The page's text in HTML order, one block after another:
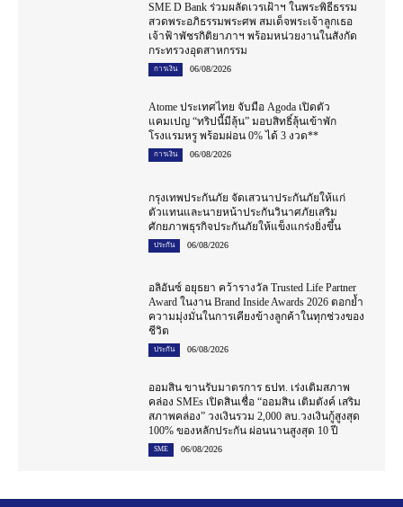
SME D Bank ร่วมผลัดเวรเฝ้าฯ ในพระพิธีธรรม
สวดพระอภิธรรมพระศพ สมเด็จพระเจ้าลูกเธอ
เจ้าฟ้าพัชรกิติยาภาฯ พร้อมหน่วยงานในสังกัด
กระทรวงอุตสาหกรรม
การเงิน 06/08/2026
Atome ประเทศไทย จับมือ Agoda เปิดตัว
แคมเปญ “ทริปนี้มีลุ้น” มอบสิทธิ์ลุ้นเข้าพัก
โรงแรมหรู พร้อมผ่อน 0% ได้ 3 งวด**
การเงิน 06/08/2026
กรุงเทพประกันภัย จัดเสวนาประกันภัยให้แก่
ตัวแทนและนายหน้าประกันวินาศภัยเสริม
ศักยภาพธุรกิจประกันภัยให้แข็งแกร่งยิ่งขึ้น
ประกัน 06/08/2026
อลิอันซ์ อยุธยา คว้ารางวัล Trusted Life Partner
Award ในงาน Brand Inside Awards 2026 ตอกย้ำ
ความมุ่งมั่นในการเคียงข้างลูกค้าในทุกช่วงของ
ชีวิต
ประกัน 06/08/2026
ออมสิน ขานรับมาตรการ ธปท. เร่งเติมสภาพ
คล่อง SMEs เปิดสินเชื่อ “ออมสิน เติมตังค์ เสริม
สภาพคล่อง” วงเงินรวม 2,000 ลบ.วงเงินกู้สูงสุด
100% ของหลักประกัน ผ่อนนานสูงสุด 10 ปี
SME 06/08/2026